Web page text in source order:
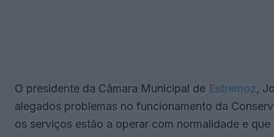
O presidente da Câmara Municipal de Estremoz,
alegados problemas no funcionamento da
os serviços estão a operar com normalidade e